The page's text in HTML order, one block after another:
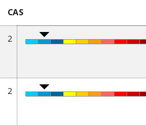
CAS
2
2